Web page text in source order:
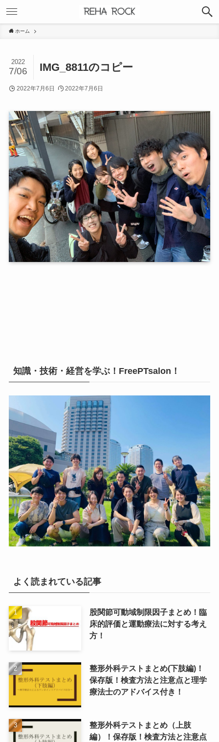
ホーム
IMG_8811のコピー
2022
7/06
2022年7月6日 2022年7月6日
知識・技術・経営を学ぶ！FreePTsalon！
よく読まれている記事
股関節可動域制限因子まとめ！臨
床的評価と運動療法に対する考え
方！
整形外科テストまとめ(下肢編)！
保存版！検査方法と注意点と理学
療法士のアドバイス付き！
整形外科テストまとめ（上肢
編）！保存版！検査方法と注意点